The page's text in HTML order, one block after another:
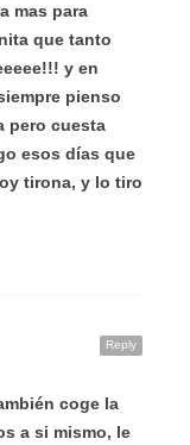
mas para
que tanto
y en
pienso
pero cuesta
esos días que
tirona, y lo tiro
Reply
coge la
a si mismo, le